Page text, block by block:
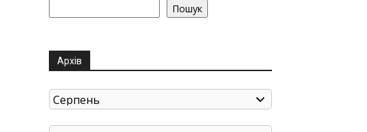
Пошук
Архів